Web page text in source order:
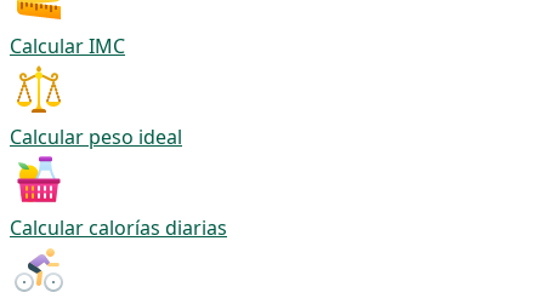
Calcular IMC
Calcular peso ideal
Calcular calorías diarias